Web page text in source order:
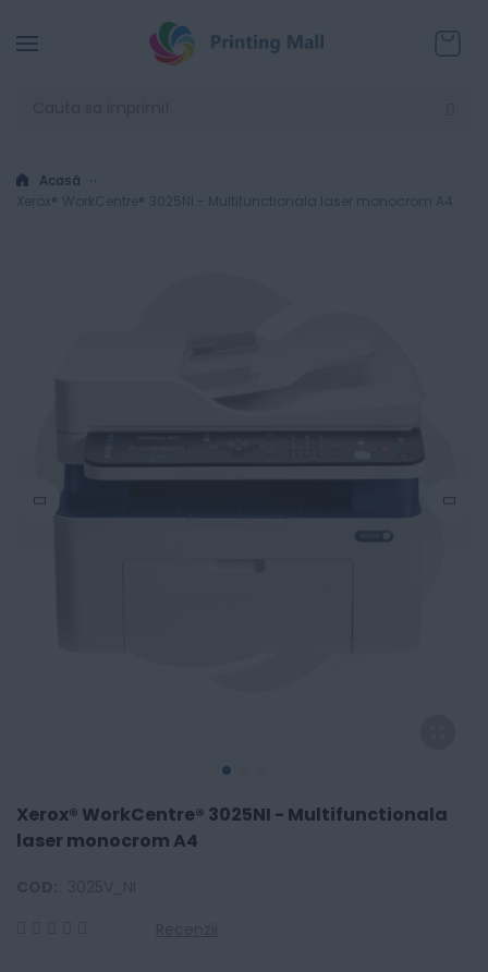
Acasă
Xerox® WorkCentre® 3025NI - Multifunctionala laser monocrom A4
Xerox® WorkCentre® 3025NI - Multifunctionala
laser monocrom A4